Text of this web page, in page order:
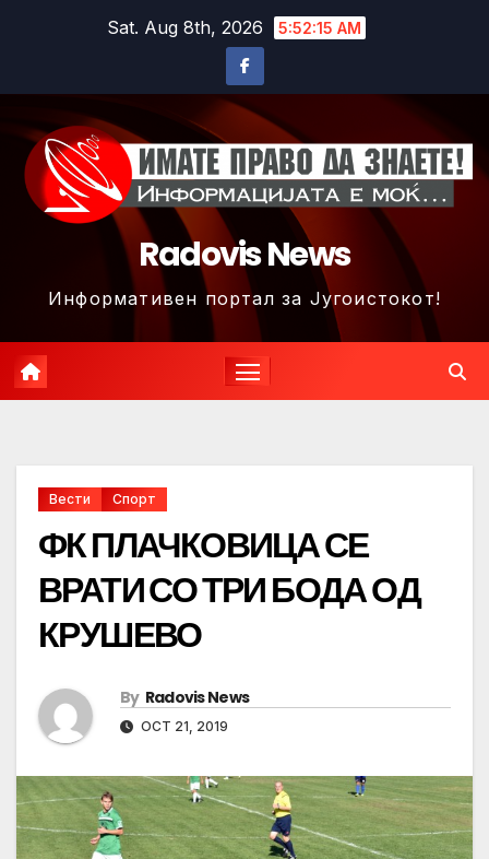
Sat. Aug 8th, 2026 5:52:18 AM
Radovis News
Информативен портал за Југоистокот!
Вести Спорт
ФК ПЛАЧКОВИЦА СЕ
ВРАТИ СО ТРИ БОДА ОД
КРУШЕВО
By Radovis News
OCT 21, 2019